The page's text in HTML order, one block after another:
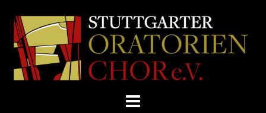
SkipHome 2024 » Januar